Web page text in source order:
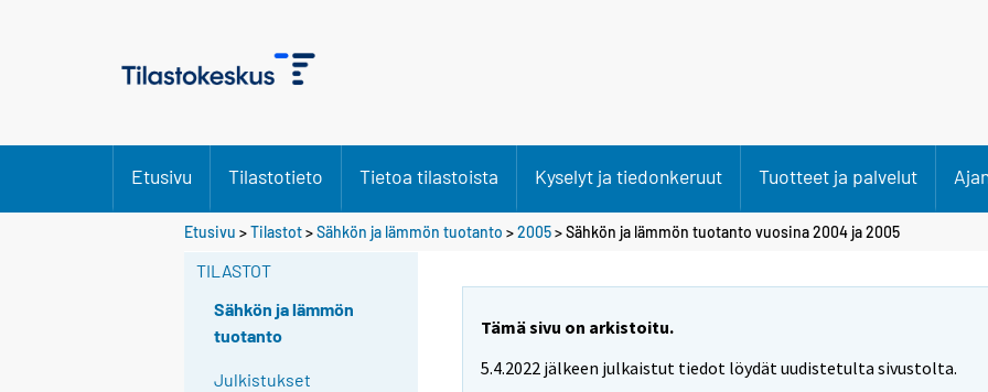
Etusivu Tilastotieto Tietoa tilastoista Kyselyt ja tiedonkeruut Tuotteet ja palvelut
Etusivu >Tilastot>Sähkön ja lämmön tuotanto >2005> Sähkön ja lämmön tuotanto vuosina 2004 ja 2005
TILASTOT
Sähkön ja lämmön
tuotanto
Julkistukset
Tämä sivu on arkistoitu.
5.4.2022 jälkeen julkaistut tiedot löydät uudistetulta sivustolta.